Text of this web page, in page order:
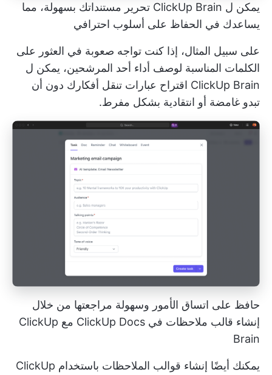
يمكن ل ClickUp Brain تحرير مستنداتك بسهولة، مما
يساعدك في الحفاظ على أسلوب احترافي
على سبيل المثال، إذا كنت تواجه صعوبة في العثور على
الكلمات المناسبة لوصف أداء أحد المرشحين، يمكن ل
ClickUp Brain اقتراح عبارات تنقل أفكارك دون أن
تبدو غامضة أو انتقادية بشكل مفرط.
حافظ على اتساق الأمور وسهولة مراجعتها من خلال
إنشاء قالب ملاحظات في ClickUp Docs مع ClickUp
Brain
يمكنك أيضًا إنشاء قوالب الملاحظات باستخدام ClickUp